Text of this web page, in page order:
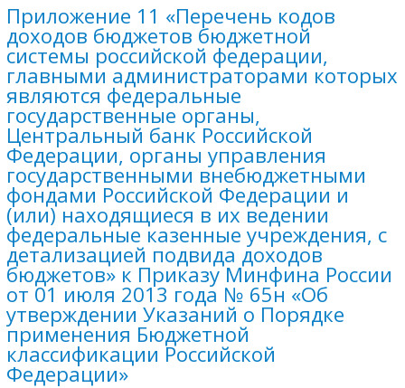
Приложение 11 «Перечень кодов
доходов бюджетов бюджетной
системы российской федерации,
главными администраторами которых
являются федеральные
государственные органы,
Центральный банк Российской
Федерации, органы управления
государственными внебюджетными
фондами Российской Федерации и
(или) находящиеся в их ведении
федеральные казенные учреждения, с
детализацией подвида доходов
бюджетов» к Приказу Минфина России
от 01 июля 2013 года № 65н «Об
утверждении Указаний о Порядке
применения Бюджетной
классификации Российской
Федерации»